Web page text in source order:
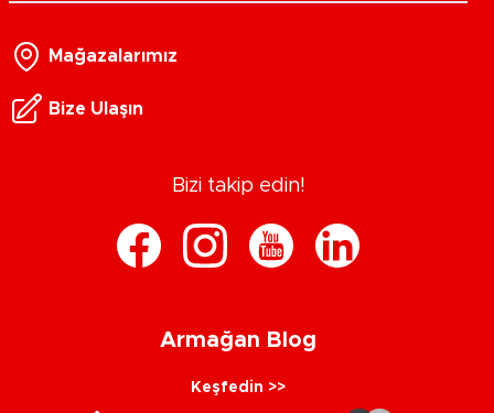
Mağazalarımız
Bize Ulaşın
Bizi takip edin!
Armağan Blog
Keşfedin >>